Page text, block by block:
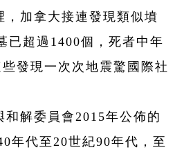
，加拿大接連發現類似墳
已超過1400個，死者中年
發現一次次地震驚國際社
和解委員會2015年公佈的
年代至20世紀90年代，至